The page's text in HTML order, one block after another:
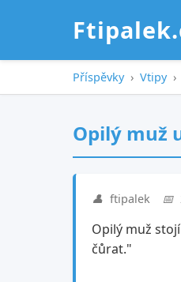
Příspěvky › Vtipy ›
Opilý muž
👤 ftipalek 📅
Opilý muž
čůrat."